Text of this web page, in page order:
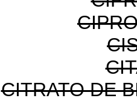
CITRATO DE